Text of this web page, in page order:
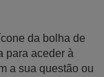
da bolha de
para aceder à
a sua questão ou